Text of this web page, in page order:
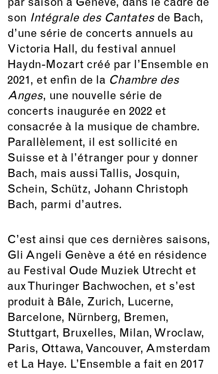
par saison à Genève, dans le cadre de
son Intégrale des Cantates de Bach,
d’une série de concerts annuels au
Victoria Hall, du festival annuel
Haydn-Mozart créé par l’Ensemble en
2021, et enfin de la Chambre des
Anges, une nouvelle série de
concerts inaugurée en 2022 et
consacrée à la musique de chambre.
Parallèlement, il est sollicité en
Suisse et à l’étranger pour y donner
Bach, mais aussi Tallis, Josquin,
Schein, Schütz, Johann Christoph
Bach, parmi d’autres.
C’est ainsi que ces dernières saisons,
Gli Angeli Genève a été en résidence
au Festival Oude Muziek Utrecht et
aux Thuringer Bachwochen, et s’est
produit à Bâle, Zurich, Lucerne,
Barcelone, Nürnberg, Bremen,
Stuttgart, Bruxelles, Milan, Wroclaw,
Paris, Ottawa, Vancouver, Amsterdam
et La Haye. L’Ensemble a fait en 2017